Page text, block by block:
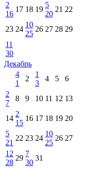
2
16
17 18 19
5
20
21 22
23 24
10
25
26 27 28 29
11
30
Декабрь
4
1
2
1
3
4 5
6
2
7
8 9 10 11 12 13
14
2
15
16 17 18 19 20
5
21
22 23 24
10
25
26 27
12
28
29
7
30
31